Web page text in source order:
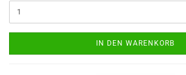
IN DEN WARENKORB